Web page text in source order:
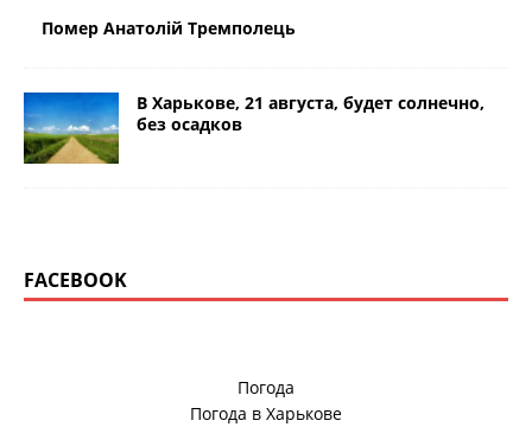
Помер Анатолій Тремполець
В Харькове, 21 августа, будет солнечно,
без осадков
FACEBOOK
Погода
Погода в Харькове